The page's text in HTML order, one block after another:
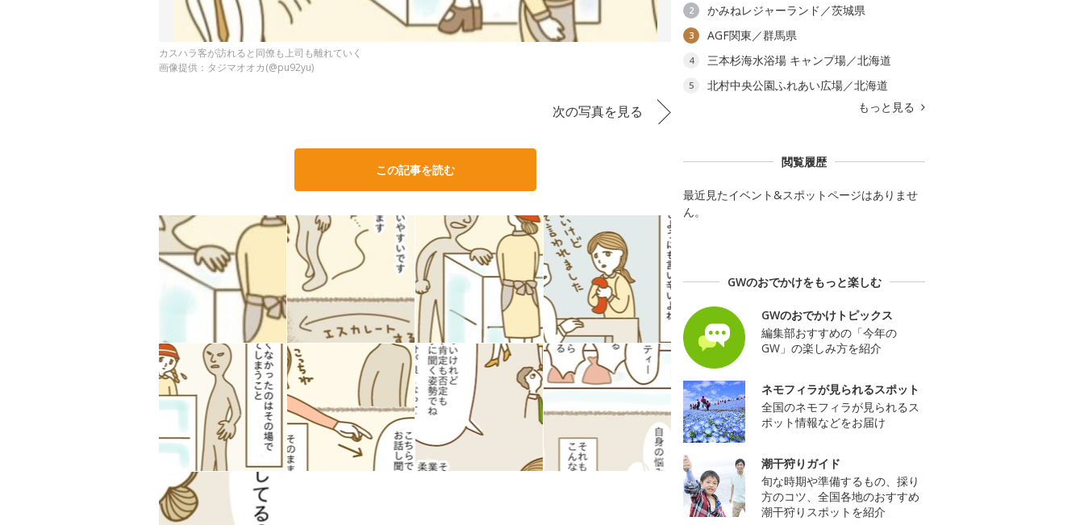
カスハラ客が訪れると同僚も上司も離れていく
画像提供：タジマオオカ(@pu92yu)
次の写真を見る
この記事を読む
2 かみねレジャーランド／茨城県
3 AGF関東／群馬県
4 三本杉海水浴場 キャンプ場／北海道
5
北村中央公園ふれあい広場／北海道
もっと見る
閲覧履歴
最近見たイベント&スポットページはありませ
ん。
GWのおでかけをもっと楽しむ
GWのおでかけトピックス
編集部おすすめの「今年の
GW」の楽しみ方を紹介
ネモフィラが見られるスポット
全国のネモフィラが見られるス
ポット情報などをお届け
潮干狩りガイド
旬な時期や準備するもの、採り
方のコツ、全国各地のおすすめ
潮干狩りスポットを紹介